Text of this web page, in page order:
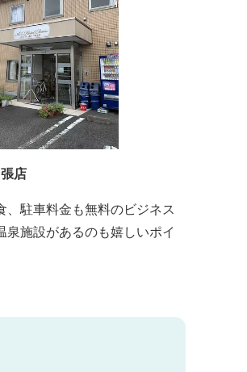
店
、駐車料金も無料のビジネス
泉施設があるのも嬉しいポイ